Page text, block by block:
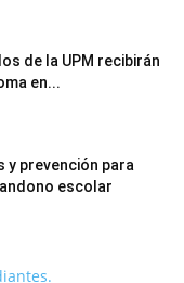
de la UPM recibirán
en...
y prevención para
escolar